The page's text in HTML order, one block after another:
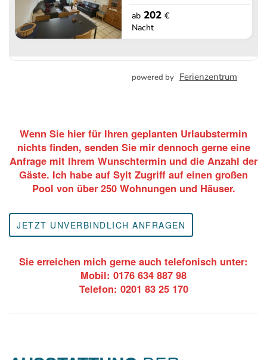
Wenn Sie hier für Ihren geplanten Urlaubstermin
nichts finden, senden Sie mir dennoch gerne eine
Anfrage mit Ihrem Wunschtermin und die Anzahl der
Gäste. Ich habe auf Sylt Zugriff auf einen großen
Pool von über 250 Wohnungen und Häuser.
JETZT UNVERBINDLICH ANFRAGEN
Sie erreichen mich gerne auch telefonisch unter:
Mobil: 0176 634 887 98
Telefon: 0201 83 25 170